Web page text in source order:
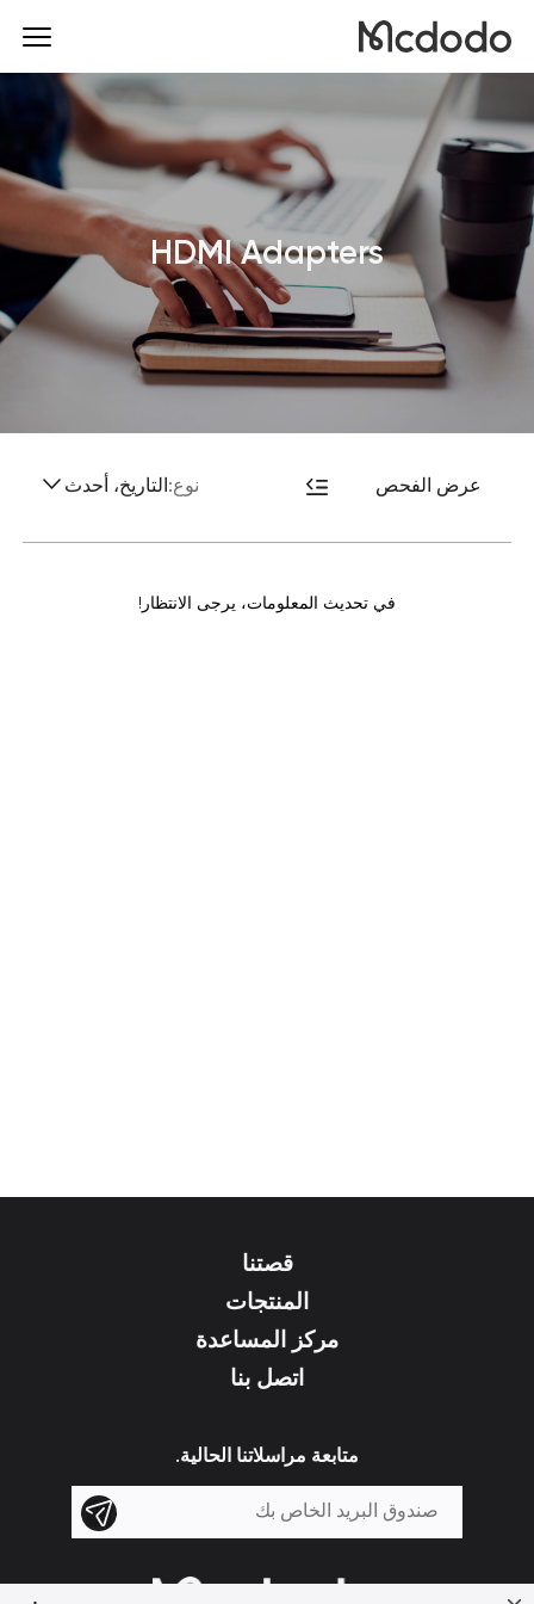
HDMI Adapters
عرض الفحص نوع: التاريخ، أحدث
في تحديث المعلومات، يرجى الانتظار!
قصتنا
المنتجات
مركز المساعدة
اتصل بنا
متابعة مراسلاتنا الحالية.